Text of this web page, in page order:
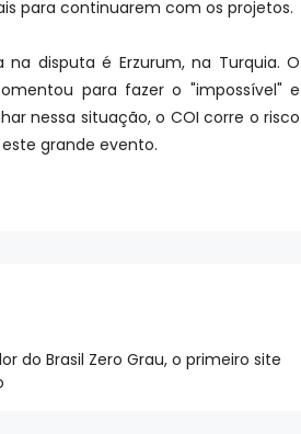
para continuarem com os projetos.
disputa é Erzurum, na Turquia. O
para fazer o "impossível" e
nessa situação, o COI corre o risco
grande evento.
do Brasil Zero Grau, o primeiro site